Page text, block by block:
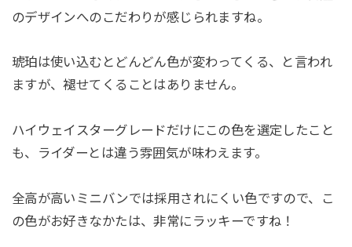
のデザインへのこだわりが感じられますね。
琥珀は使い込むとどんどん色が変わってくる、と言われ
ますが、褪せてくることはありません。
ハイウェイスターグレードだけにこの色を選定したこと
も、ライダーとは違う雰囲気が味わえます。
全高が高いミニバンでは採用されにくい色ですので、こ
の色がお好きなかたは、非常にラッキーですね！